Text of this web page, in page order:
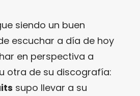
siendo un buen
escuchar a día de hoy
en perspectiva a
otra de su discografía:
supo llevar a su